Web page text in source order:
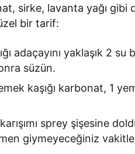
sirke, lavanta yağı
bir tarif:
adaçayını yaklaşık 2
süzün.
kaşığı karbonat, 1
karışımı sprey şişesine
giymeyeceğiniz